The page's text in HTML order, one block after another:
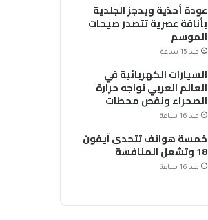
عودة أحذية ويدجز الجلدية
بأناقة عصرية تتصدر صيحات
الموسم
منذ 15 ساعة
السيارات الكهربائية في
العالم العربي تواجه حرارة
الصحراء ونقص محطات
الشحن
منذ 16 ساعة
خمسة هواتف تتحدى آيفون
18 وتشعل المنافسة
منذ 16 ساعة